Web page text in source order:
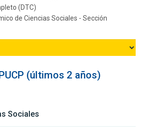
(DTC)
de Ciencias Sociales - Sección
(últimos 2 años)
Sociales